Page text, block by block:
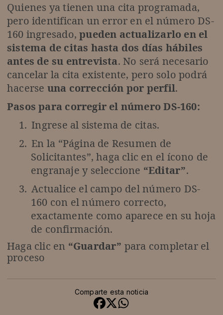
Quienes ya tienen una cita programada,
pero identifican un error en el número DS-
160 ingresado,pueden actualizarlo en el
sistema de citas hasta dos días hábiles
antes de su entrevista. No será necesario
cancelar la cita existente, pero solo podrá
hacerse una corrección por perfil.
Pasos para corregir el número DS-160:
1. Ingrese al sistema de citas.
2. En la “Página de Resumen de
Solicitantes”, haga clic en el ícono de
engranaje y seleccione “Editar”.
3. Actualice el campo del número DS-
160 con el número correcto,
exactamente como aparece en su hoja
de confirmación.
Haga clic en “Guardar” para completar el
proceso
Comparte esta noticia